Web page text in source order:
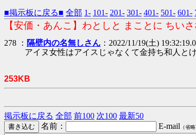
■掲示板に戻る■ 全部 1- 101- 201- 301- 401- 501- 601-
【安価・あんこ】わとしと まことに ちい
278 ： 隔壁内の名無しさん ：2022/11/19(土)
アイヌ女性はアイスじゃなくて金持ち和人と
253KB
掲示板に戻る 全部 前100 次100 最新50
名前：
E-mail （省略